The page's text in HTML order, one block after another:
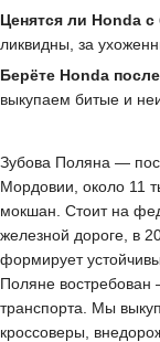
Ценятся ли Honda
ликвидны, за
Берёте Honda
выкупаем битые и
Зубова Поляна —
Мордовии, около 11
мокшан. Стоит на
железной дороге, в
формирует
Поляне востребован
транспорта. Мы
кроссоверы,